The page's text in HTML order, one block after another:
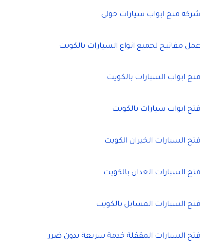
شركة فتح ابواب سيارات حولى
عمل مفاتيح لجميع انواع السيارات بالكويت
فتح ابواب السيارات بالكويت
فتح ابواب سيارات بالكويت
فتح السيارات الخيران الكويت
فتح السيارات العدان بالكويت
فتح السيارات المسايل بالكويت
فتح السيارات المقفلة خدمة سريعة بدون ضرر